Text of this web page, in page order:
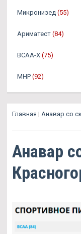
Микронизед (55)
Ариматест (84)
BCAA-X (75)
MHP (92)
Главная | Анавар со
Анавар